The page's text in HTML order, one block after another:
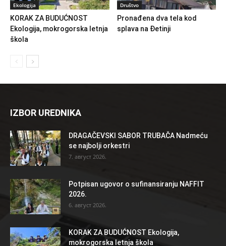
Ekologija
KORAK ZA BUDUĆNOST
Ekologija, mokrogorska letnja
škola
Društvo
Pronađena dva tela kod
splava na Đetinji
IZBOR UREDNIKA
DRAGAČEVSKI SABOR TRUBAČA Nadmeću
se najbolji orkestri
7. август 2026.
Potpisan ugovor o sufinansiranju NAFFIT
2026.
6. август 2026.
KORAK ZA BUDUĆNOST Ekologija,
mokrogorska letnja škola